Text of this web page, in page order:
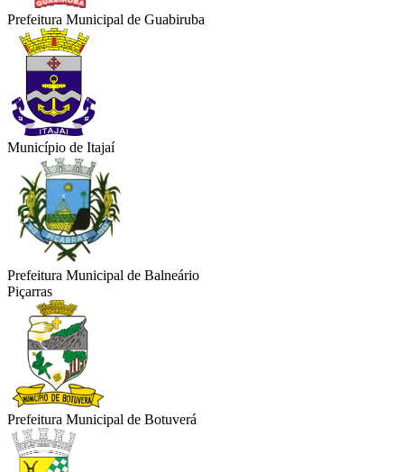
Prefeitura Municipal de Guabiruba
Município de Itajaí
Prefeitura Municipal de Balneário
Piçarras
Prefeitura Municipal de Botuverá